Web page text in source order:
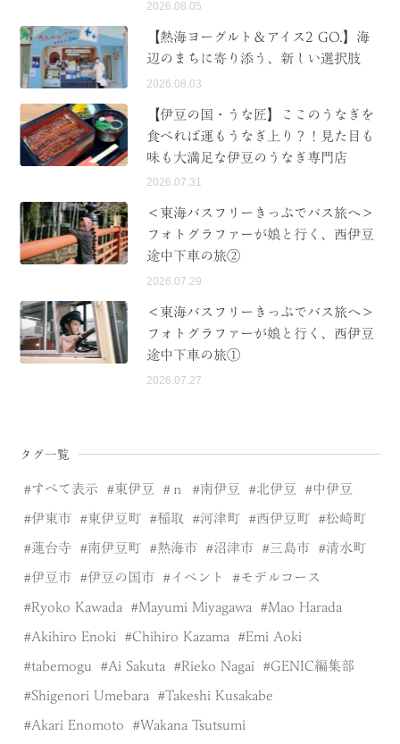
2026.08.05
【熱海ヨーグルト＆アイス2 GO.】海
辺のまちに寄り添う、新しい選択肢
2026.08.03
【伊豆の国・うな匠】ここのうなぎを
食べれば運もうなぎ上り？！見た目も
味も大満足な伊豆のうなぎ専門店
2026.07.31
＜東海バスフリーきっぷでバス旅へ＞
フォトグラファーが娘と行く、西伊豆
途中下車の旅②
2026.07.29
＜東海バスフリーきっぷでバス旅へ＞
フォトグラファーが娘と行く、西伊豆
途中下車の旅①
2026.07.27
タグ一覧
すべて表示 東伊豆 ｎ 南伊豆 北伊豆 中伊豆
伊東市 東伊豆町 稲取 河津町 西伊豆町 松崎町
蓮台寺 南伊豆町 熱海市 沼津市 三島市 清水町
伊豆市 伊豆の国市 イベント モデルコース
Ryoko Kawada Mayumi Miyagawa Mao Harada
Akihiro Enoki Chihiro Kazama Emi Aoki
tabemogu Ai Sakuta Rieko Nagai GENIC編集部
Shigenori Umebara Takeshi Kusakabe
Akari Enomoto Wakana Tsutsumi